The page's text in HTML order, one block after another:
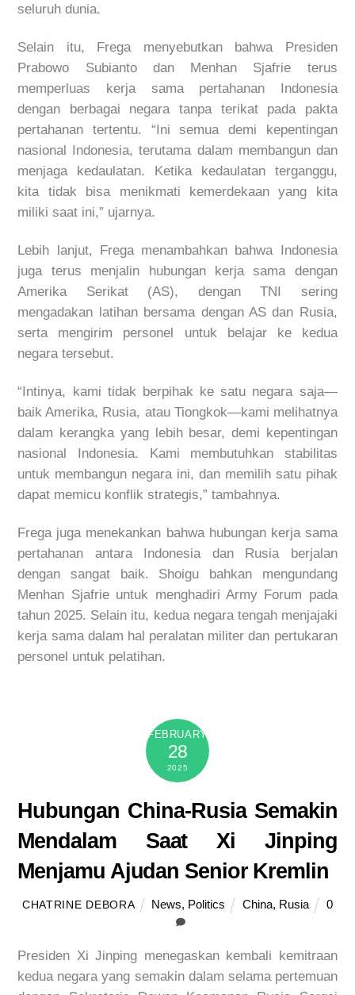
seluruh dunia.
Selain itu, Frega menyebutkan bahwa Presiden
Prabowo Subianto dan Menhan Sjafrie terus
memperluas kerja sama pertahanan Indonesia
dengan berbagai negara tanpa terikat pada pakta
pertahanan tertentu. “Ini semua demi kepentingan
nasional Indonesia, terutama dalam membangun dan
menjaga kedaulatan. Ketika kedaulatan terganggu,
kita tidak bisa menikmati kemerdekaan yang kita
miliki saat ini,” ujarnya.
Lebih lanjut, Frega menambahkan bahwa Indonesia
juga terus menjalin hubungan kerja sama dengan
Amerika Serikat (AS), dengan TNI sering
mengadakan latihan bersama dengan AS dan Rusia,
serta mengirim personel untuk belajar ke kedua
negara tersebut.
“Intinya, kami tidak berpihak ke satu negara saja—
baik Amerika, Rusia, atau Tiongkok—kami melihatnya
dalam kerangka yang lebih besar, demi kepentingan
nasional Indonesia. Kami membutuhkan stabilitas
untuk membangun negara ini, dan memilih satu pihak
dapat memicu konflik strategis,” tambahnya.
Frega juga menekankan bahwa hubungan kerja sama
pertahanan antara Indonesia dan Rusia berjalan
dengan sangat baik. Shoigu bahkan mengundang
Menhan Sjafrie untuk menghadiri Army Forum pada
tahun 2025. Selain itu, kedua negara tengah menjajaki
kerja sama dalam hal peralatan militer dan pertukaran
personel untuk pelatihan.
FEBRUARY
28
2025
Hubungan China-Rusia Semakin
Mendalam Saat Xi Jinping
Menjamu Ajudan Senior Kremlin
CHATRINE DEBORA News, Politics China, Rusia 0
Presiden Xi Jinping menegaskan kembali kemitraan
kedua negara yang semakin dalam selama pertemuan